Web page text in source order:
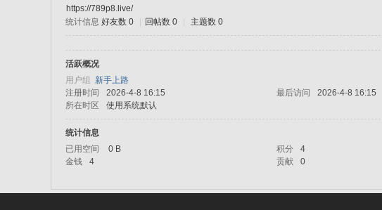
https://789p8.live/
统计信息 好友数 0 回帖数 0 主题数 0
活跃概况
用户组 新手上路
注册时间
2026-4-8 16:15 最后访问 2026-4-8 16:15
所在时区
使用系统默认
统计信息
已用空间
0 B 积分 4
金钱
4 贡献 0